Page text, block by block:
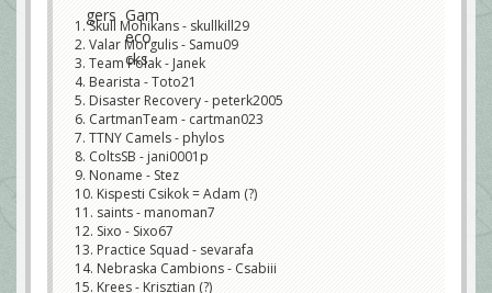
1. Skull Mohikans - skullkill29
2. Valar Morgulis - Samu09
3. Team Polak - Janek
4. Bearista - Toto21
5. Disaster Recovery - peterk2005
6. CartmanTeam - cartman023
7. TTNY Camels - phylos
8. ColtsSB - jani0001p
9. Noname - Stez
10. Kispesti Csikok = Adam (?)
11. saints - manoman7
12. Sixo - Sixo67
13. Practice Squad - sevarafa
14. Nebraska Cambions - Csabiii
15. Krees - Krisztian (?)